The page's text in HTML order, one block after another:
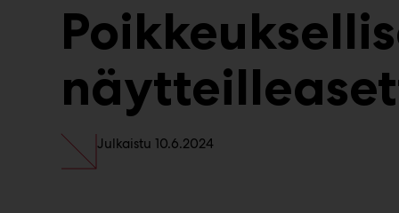
Julkaistu 10.6.2024